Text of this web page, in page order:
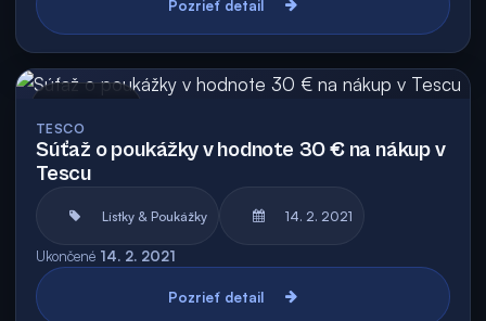
Pozrieť detail
TESCO
Súťaž o poukážky v hodnote 30 € na nákup v
Tescu
Lístky & Poukážky 14. 2. 2021
Ukončené 14. 2. 2021
Pozrieť detail